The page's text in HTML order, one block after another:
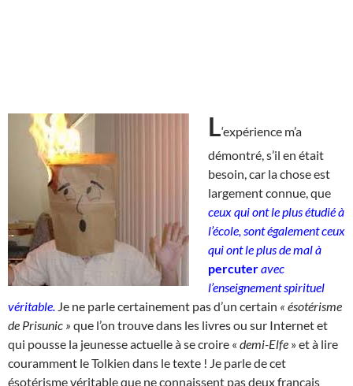
L‘expérience m’a
démontré, s’il en était
besoin, car la chose est
largement connue, que
ceux qui ont le plus étudié à
l’école, sont également ceux
qui ont le plus de mal à
percuteravec
l’enseignement spirituel
véritable Je ne parle certainement pas d’un certain « ésotérisme
de Prisunic » que l’on trouve dans les livres ou sur Internet et
qui pousse la jeunesse actuelle à se croire « demi-Elfe » et à lire
couramment le Tolkien dans le texte ! Je parle de cet
ésotérisme véritable que ne connaissent pas deux français